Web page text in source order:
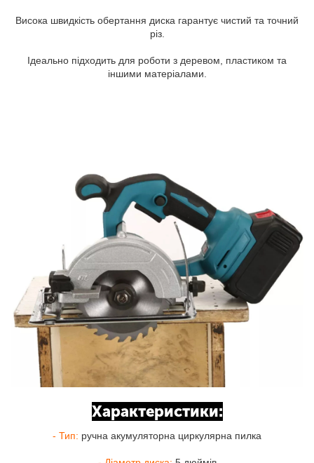
Висока швидкість обертання диска гарантує чистий та точний
різ.
Ідеально підходить для роботи з деревом, пластиком та
іншими матеріалами.
Характеристики:
- Тип: ручна акумуляторна циркулярна пилка